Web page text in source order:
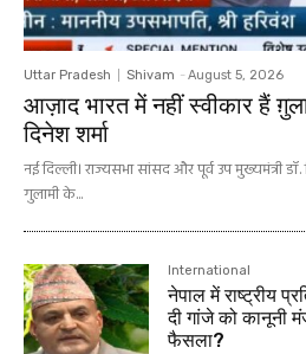
Uttar Pradesh Shivam - August 5, 2026
आज़ाद भारत में नहीं स्वीकार हैं
दिनेश शर्मा
नई दिल्ली। राज्यसभा सांसद और पूर्व उप मुख्यमंत्री
गुलामी के...
International
नेपाल में राष्ट्रीय
दी गांजे को कानूनी
फैसला?